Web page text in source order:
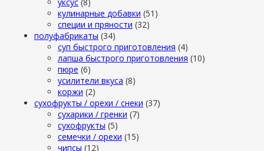
кулинарные добавки (51)
специи и пряности (32)
полуфабрикаты (34)
суп быстрого приготовления (4)
лапша быстрого приготовления (10)
пюре (6)
усилители вкуса (8)
коржи (2)
сухофрукты / орехи / снеки (37)
сухарики / гренки (7)
сухофрукты (5)
семечки / орехи (15)
чипсы (12)